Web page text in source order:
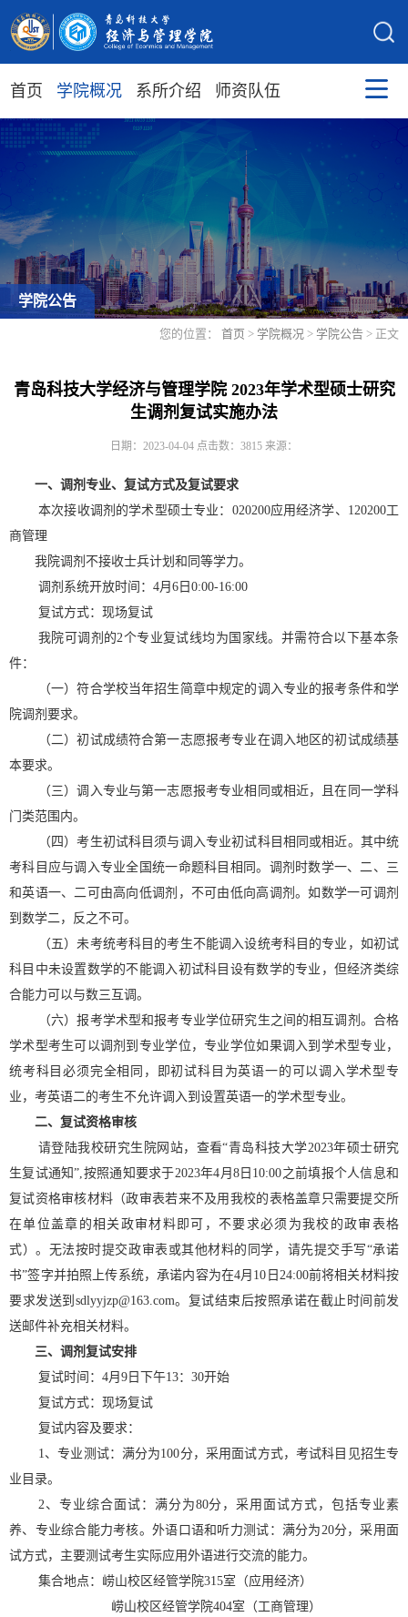
首页 学院概况 系所介绍 师资队伍
学院公告
您的位置： 首页 > 学院概况 > 学院公告 > 正文
青岛科技大学经济与管理学院 2023年学术型硕士研究
生调剂复试实施办法
日期：2023-04-04 点击数： 3815 来源：
一、调剂专业、复试方式及复试要求
本次接收调剂的学术型硕士专业： 020200应用经济学、120200工
商管理
我院调剂不接收士兵计划和同等学力。
调剂系统开放时间： 4月6日0:00-16:00
复试方式：现场复试
我院可调剂的2个专业复试线均为国家线。并需符合以下基本条
件：
（一）符合学校当年招生简章中规定的调入专业的报考条件和学
院调剂要求。
（二）初试成绩符合第一志愿报考专业在调入地区的初试成绩基
本要求。
（三）调入专业与第一志愿报考专业相同或相近，且在同一学科
门类范围内。
（四）考生初试科目须与调入专业初试科目相同或相近。其中统
考科目应与调入专业全国统一命题科目相同。调剂时数学一、二、三
和英语一、二可由高向低调剂，不可由低向高调剂。如数学一可调剂
到数学二，反之不可。
（五）未考统考科目的考生不能调入设统考科目的专业，如初试
科目中未设置数学的不能调入初试科目设有数学的专业，但经济类综
合能力可以与数三互调。
（六）报考学术型和报考专业学位研究生之间的相互调剂。合格
学术型考生可以调剂到专业学位，专业学位如果调入到学术型专业，
统考科目必须完全相同，即初试科目为英语一的可以调入学术型专
业，考英语二的考生不允许调入到设置英语一的学术型专业。
二、复试资格审核
请登陆我校研究生院网站，查看“青岛科技大学2023年硕士研究
生复试通知”,按照通知要求于2023年4月8日10:00之前填报个人信息和
复试资格审核材料（政审表若来不及用我校的表格盖章只需要提交所
在单位盖章的相关政审材料即可，不要求必须为我校的政审表格
式）。无法按时提交政审表或其他材料的同学，请先提交手写“承诺
书”签字并拍照上传系统，承诺内容为在4月10日24:00前将相关材料按
要求发送到sdlyyjzp@163.com。复试结束后按照承诺在截止时间前发
送邮件补充相关材料。
三、调剂复试安排
复试时间： 4月9日下午13：30开始
复试方式：现场复试
复试内容及要求：
1、专业测试：满分为100分，采用面试方式，考试科目见招生专
业目录。
2、专业综合面试：满分为80分，采用面试方式，包括专业素
养、专业综合能力考核。外语口语和听力测试：满分为20分，采用面
试方式，主要测试考生实际应用外语进行交流的能力。
集合地点：崂山校区经管学院315室（应用经济）
崂山校区经管学院404室（工商管理）